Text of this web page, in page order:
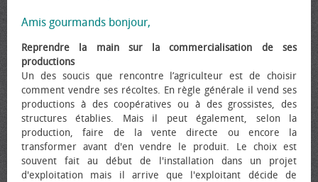
Amis gourmands bonjour,
Reprendre la main sur la commercialisation de ses
productions
Un des soucis que rencontre l’agriculteur est de choisir
comment vendre ses récoltes. En règle générale il vend ses
productions à des coopératives ou à des grossistes, des
structures établies. Mais il peut également, selon la
production, faire de la vente directe ou encore la
transformer avant d'en vendre le produit. Le choix est
souvent fait au début de l'installation dans un projet
d'exploitation mais il arrive que l'exploitant décide de